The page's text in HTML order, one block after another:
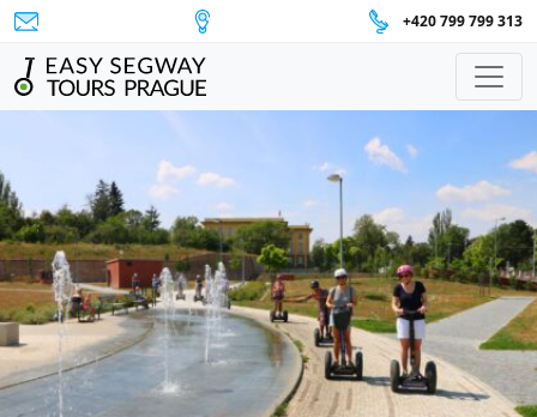
+420 799 799 313
Navegación principal